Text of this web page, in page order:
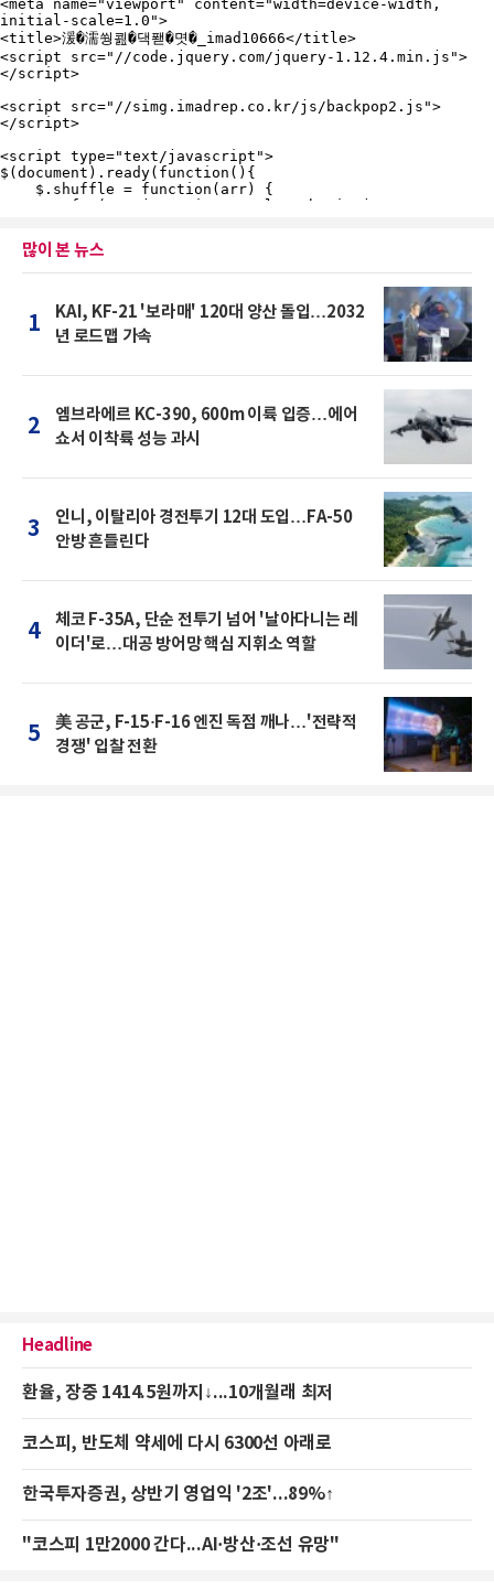
많이 본 뉴스
1
KAI, KF-21 '보라매' 120대 양산 돌입…2032
년 로드맵 가속
2
엠브라에르 KC-390, 600m 이륙 입증…에어
쇼서 이착륙 성능 과시
3
인니, 이탈리아 경전투기 12대 도입…FA-50
안방 흔들린다
4
체코 F-35A, 단순 전투기 넘어 '날아다니는 레
이더'로…대공 방어망 핵심 지휘소 역할
5
美 공군, F-15·F-16 엔진 독점 깨나…'전략적
경쟁' 입찰 전환
Headline
환율, 장중 1414.5원까지↓...10개월래 최저
코스피, 반도체 약세에 다시 6300선 아래로
한국투자증권, 상반기 영업익 '2조'...89%↑
"코스피 1만2000 간다...AI·방산·조선 유망"